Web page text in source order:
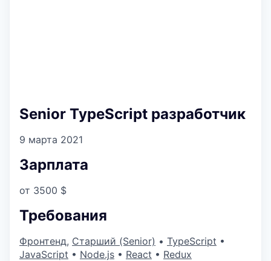
Senior TypeScript разработчик
9 марта 2021
Зарплата
от 3500 $
Требования
Фронтенд, Старший (Senior) • TypeScript •
JavaScript • Node.js • React • Redux